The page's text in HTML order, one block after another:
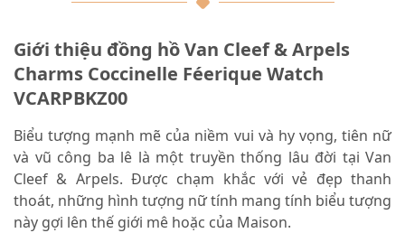
Giới thiệu đồng hồ Van Cleef & Arpels
Charms Coccinelle Féerique Watch
VCARPBKZ00
Biểu tượng mạnh mẽ của niềm vui và hy vọng, tiên nữ
và vũ công ba lê là một truyền thống lâu đời tại Van
Cleef & Arpels. Được chạm khắc với vẻ đẹp thanh
thoát, những hình tượng nữ tính mang tính biểu tượng
này gợi lên thế giới mê hoặc của Maison.